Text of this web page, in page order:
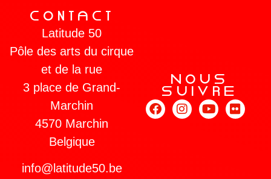
COnTaCT
Latitude 50
Pôle des arts du cirque
et de la rue
3 place de Grand-
Marchin
4570 Marchin
Belgique
info@latitude50.be
NOUs
sUIVRe